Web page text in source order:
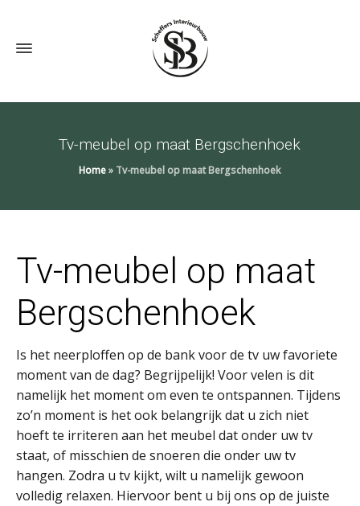
Tv-meubel op maat Bergschenhoek
Home» Tv-meubel op maat Bergschenhoek
Tv-meubel op maat
Bergschenhoek
Is het neerploffen op de bank voor de tv uw favoriete
moment van de dag? Begrijpelijk! Voor velen is dit
namelijk het moment om even te ontspannen. Tijdens
zo’n moment is het ook belangrijk dat u zich niet
hoeft te irriteren aan het meubel dat onder uw tv
staat, of misschien de snoeren die onder uw tv
hangen. Zodra u tv kijkt, wilt u namelijk gewoon
volledig relaxen. Hiervoor bent u bij ons op de juiste